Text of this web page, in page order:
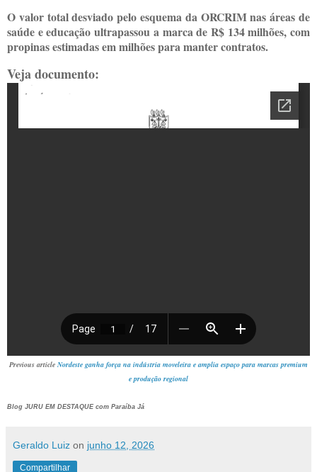
O valor total desviado pelo esquema da ORCRIM nas áreas de
saúde e educação ultrapassou a marca de R$ 134 milhões, com
propinas estimadas em milhões para manter contratos.
Veja documento:
Previous article Nordeste ganha força na indústria moveleira e amplia espaço para marcas premium
e produção regional
Blog JURU EM DESTAQUE com Paraíba Já
Geraldo Luiz on junho 12, 2026
Compartilhar